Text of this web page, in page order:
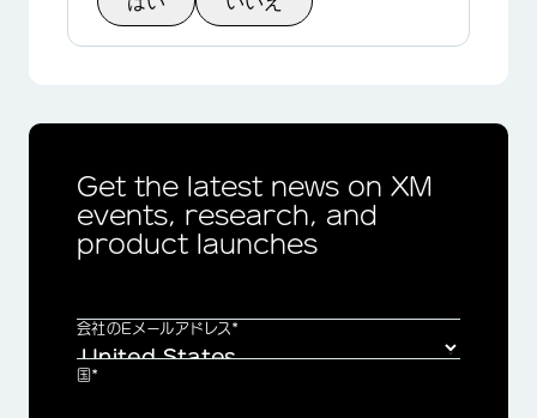
Get the latest news on XM
events, research, and
product launches
会社のEメールアドレス*
国*